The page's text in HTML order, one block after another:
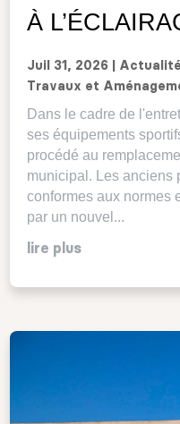
À
Juil 31, 2026
Travaux et
Dans le cadre de
ses équipements
procédé au
municipal. Les anciens
conformes aux normes
par un nouvel...
lire plus